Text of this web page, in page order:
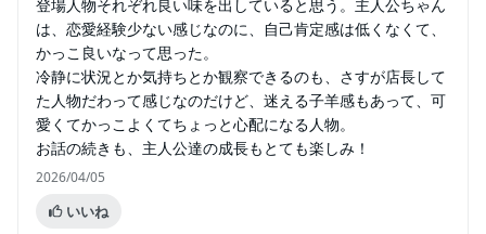
登場人物それぞれ良い味を出していると思う。主人公ちゃん
は、恋愛経験少ない感じなのに、自己肯定感は低くなくて、
かっこ良いなって思った。
冷静に状況とか気持ちとか観察できるのも、さすが店長して
た人物だわって感じなのだけど、迷える子羊感もあって、可
愛くてかっこよくてちょっと心配になる人物。
お話の続きも、主人公達の成長もとても楽しみ！
2026/04/05
いいね